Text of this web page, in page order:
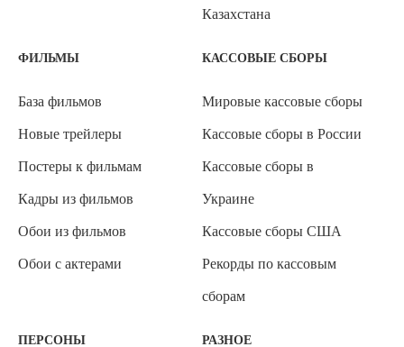
Казахстана
ФИЛЬМЫ
База фильмов
Новые трейлеры
Постеры к фильмам
Кадры из фильмов
Обои из фильмов
Обои с актерами
КАССОВЫЕ СБОРЫ
Мировые кассовые сборы
Кассовые сборы в России
Кассовые сборы в
Украине
Кассовые сборы США
Рекорды по кассовым
сборам
ПЕРСОНЫ РАЗНОЕ